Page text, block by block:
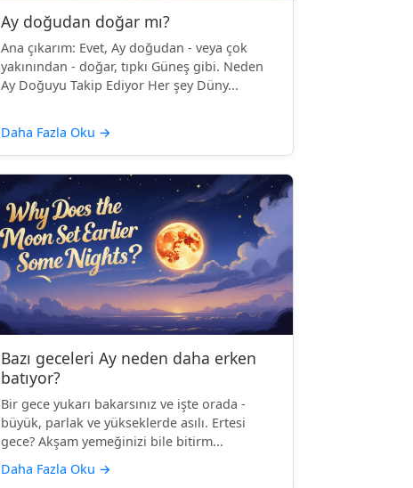
Ay doğudan doğar mı?
Ana çıkarım: Evet, Ay doğudan - veya çok
yakınından - doğar, tıpkı Güneş gibi. Neden
Ay Doğuyu Takip Ediyor Her şey Düny...
Daha Fazla Oku →
Bazı geceleri Ay neden daha erken
batıyor?
Bir gece yukarı bakarsınız ve işte orada -
büyük, parlak ve yükseklerde asılı. Ertesi
gece? Akşam yemeğinizi bile bitirm...
Daha Fazla Oku →